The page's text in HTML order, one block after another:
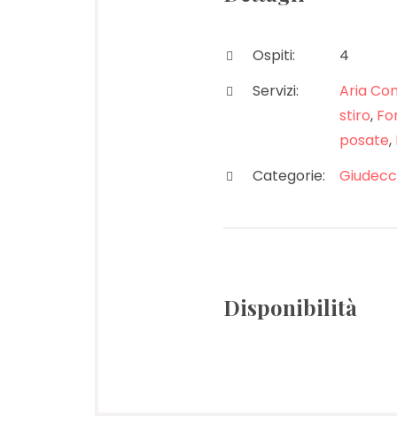
Ospiti:
4
Servizi:
Aria
stiro,
posate,
Categorie:
Disponibilità